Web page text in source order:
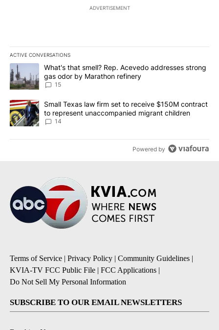
ADVERTISEMENT
ACTIVE CONVERSATIONS
The following is a list of the most commented articles in the last
A trending article titled "What's that smell? Rep. Acevedo
What's that smell? Rep. Acevedo addresses strong
gas odor by Marathon refinery
15
A trending article titled "Small Texas law firm set to receive
Small Texas law firm set to receive $150M contract
to represent unaccompanied migrant children
14
Powered by
Terms of Service | Privacy Policy | Community Guidelines |
KVIA-TV FCC Public File | FCC Applications |
Do Not Sell My Personal Information
SUBSCRIBE TO OUR EMAIL NEWSLETTERS